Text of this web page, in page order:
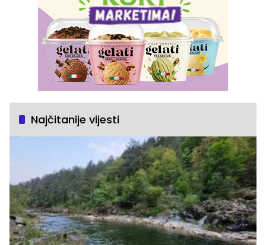
Najčitanije vijesti